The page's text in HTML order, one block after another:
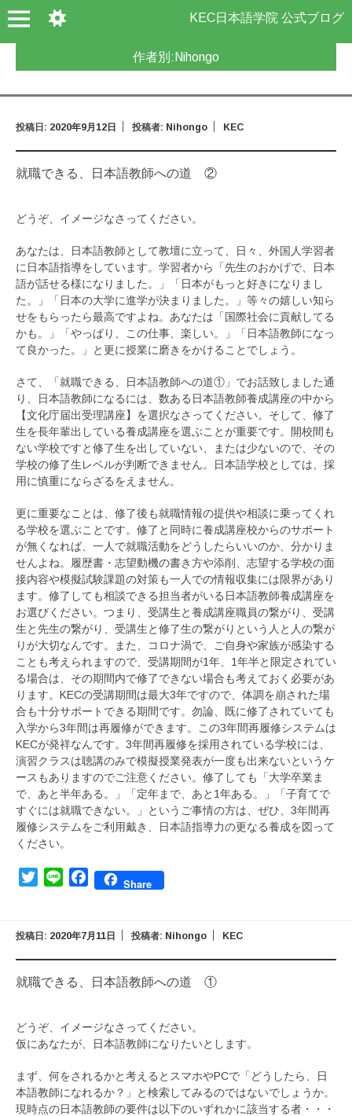
KEC日本語学院 公式ブログ
作者別: Nihongo
投稿日: 2020年9月12日 投稿者: Nihongo KEC
就職できる、日本語教師への道 ②
どうぞ、イメージなさってください。
あなたは、日本語教師として教壇に立って、日々、外国人学習者
に日本語指導をしています。学習者から「先生のおかげで、日本
語が話せる様になりました。」「日本がもっと好きになりまし
た。」「日本の大学に進学が決まりました。」等々の嬉しい知ら
せをもらったら最高ですよね。あなたは「国際社会に貢献してる
かも。」「やっぱり、この仕事、楽しい。」「日本語教師になっ
て良かった。」と更に授業に磨きをかけることでしょう。
さて、「就職できる、日本語教師への道①」でお話致しました通
り、日本語教師になるには、数ある日本語教師養成講座の中から
【文化庁届出受理講座】を選択なさってください。そして、修了
生を長年輩出している養成講座を選ぶことが重要です。開校間も
ない学校ですと修了生を出していない、または少ないので、その
学校の修了生レベルが判断できません。日本語学校としては、採
用に慎重にならざるをえません。
更に重要なことは、修了後も就職情報の提供や相談に乗ってくれ
る学校を選ぶことです。修了と同時に養成講座校からのサポート
が無くなれば、一人で就職活動をどうしたらいいのか、分かりま
せんよね。履歴書・志望動機の書き方や添削、志望する学校の面
接内容や模擬試験課題の対策も一人での情報収集には限界があり
ます。修了しても相談できる担当者がいる日本語教師養成講座を
お選びください。つまり、受講生と養成講座職員の繋がり、受講
生と先生の繋がり、受講生と修了生の繋がりという人と人の繋が
りが大切なんです。また、コロナ渦で、ご自身や家族が感染する
ことも考えられますので、受講期間が1年、1年半と限定されてい
る場合は、その期間内で修了できない場合も考えておく必要があ
ります。KECの受講期間は最大3年ですので、体調を崩された場
合も十分サポートできる期間です。勿論、既に修了されていても
入学から3年間は再履修ができます。この3年間再履修システムは
KECが発祥なんです。3年間再履修を採用されている学校には、
演習クラスは聴講のみで模擬授業発表が一度も出来ないというケ
ースもありますのでご注意ください。修了しても「大学卒業ま
で、あと半年ある。」「定年まで、あと1年ある。」「子育てで
すぐには就職できない。」というご事情の方は、ぜひ、3年間再
履修システムをご利用戴き、日本語指導力の更なる養成を図って
ください。
TwitterLine FacebookShare
投稿日: 2020年7月11日 投稿者: Nihongo KEC
就職できる、日本語教師への道 ①
どうぞ、イメージなさってください。
仮にあなたが、日本語教師になりたいとします。
まず、何をされるかと考えるとスマホやPCで「どうしたら、日
本語教師になれるか？」と検索してみるのではないでしょうか。
現時点の日本語教師の要件は以下のいずれかに該当する者・・・